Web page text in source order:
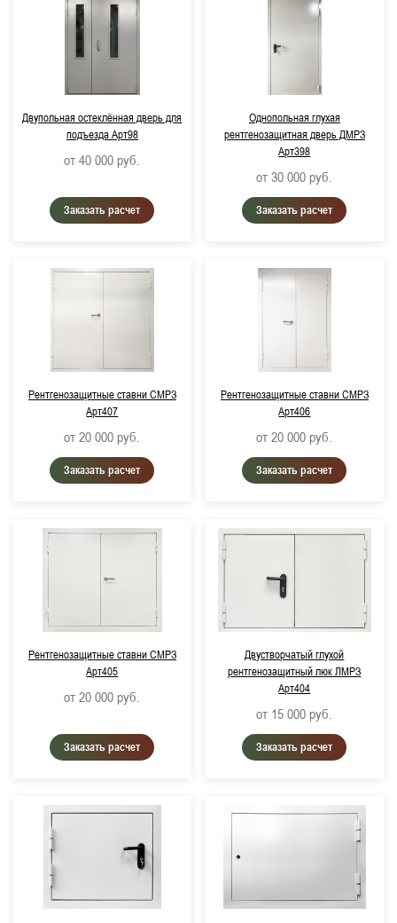
Двупольная остеклённая дверь для
подъезда Арт98
от 40 000 руб.
Заказать расчет
Однопольная глухая
рентгенозащитная дверь ДМРЗ
Арт398
от 30 000 руб.
Заказать расчет
Рентгенозащитные ставни СМРЗ
Арт407
от 20 000 руб.
Заказать расчет
Рентгенозащитные ставни СМРЗ
Арт406
от 20 000 руб.
Заказать расчет
Рентгенозащитные ставни СМРЗ
Арт405
от 20 000 руб.
Заказать расчет
Двустворчатый глухой
рентгенозащитный люк ЛМРЗ
Арт404
от 15 000 руб.
Заказать расчет